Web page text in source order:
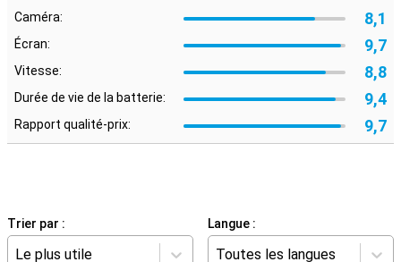
Caméra: 8,1
Écran: 9,7
Vitesse: 8,8
Durée de vie de la batterie: 9,4
Rapport qualité-prix: 9,7
Trier par :
Le plus utile
Langue :
Toutes les langues